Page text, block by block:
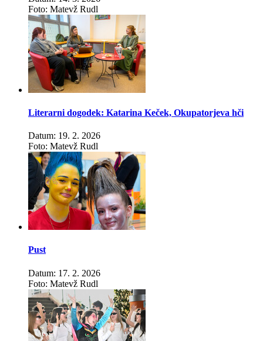
Foto: Matevž Rudl
Literarni dogodek: Katarina Keček, Okupatorjeva hči
Datum: 19. 2. 2026
Foto: Matevž Rudl
Pust
Datum: 17. 2. 2026
Foto: Matevž Rudl